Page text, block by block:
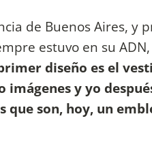
de Buenos Aires, y
estuvo en su
diseño es el
imágenes y yo
que son, hoy, un